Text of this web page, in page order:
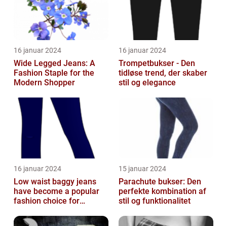
16 januar 2024
Wide Legged Jeans: A
Fashion Staple for the
Modern Shopper
16 januar 2024
Trompetbukser - Den
tidløse trend, der skaber
stil og elegance
16 januar 2024
Low waist baggy jeans
have become a popular
fashion choice for
comfort without...
15 januar 2024
Parachute bukser: Den
perfekte kombination af
stil og funktionalitet